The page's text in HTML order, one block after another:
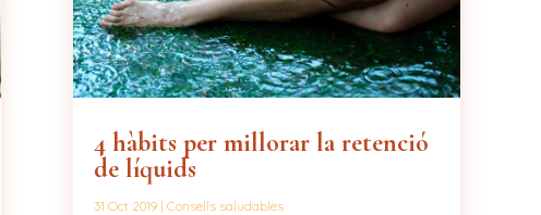
4 hàbits per millorar la retenció
de líquids
31 Oct 2019 |Consells saludables